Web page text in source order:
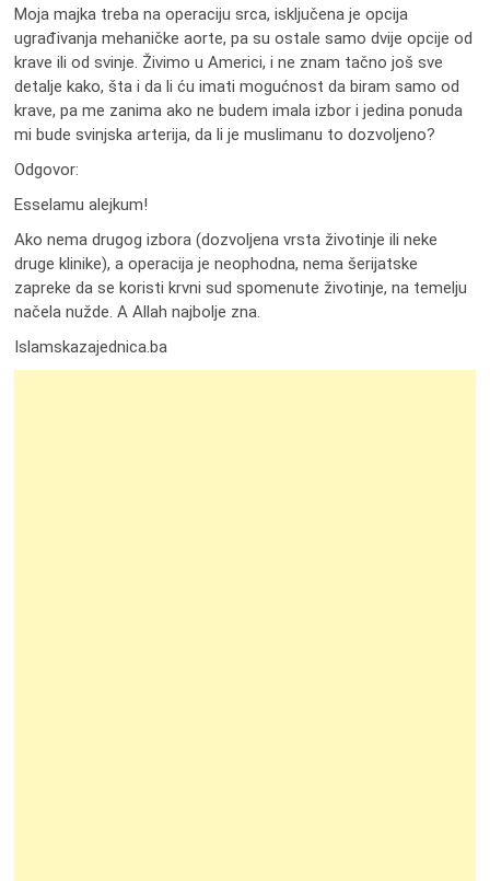
Moja majka treba na operaciju srca, isključena je opcija
ugrađivanja mehaničke aorte, pa su ostale samo dvije opcije od
krave ili od svinje. Živimo u Americi, i ne znam tačno još sve
detalje kako, šta i da li ću imati mogućnost da biram samo od
krave, pa me zanima ako ne budem imala izbor i jedina ponuda
mi bude svinjska arterija, da li je muslimanu to dozvoljeno?
Odgovor:
Esselamu alejkum!
Ako nema drugog izbora (dozvoljena vrsta životinje ili neke
druge klinike), a operacija je neophodna, nema šerijatske
zapreke da se koristi krvni sud spomenute životinje, na temelju
načela nužde. A Allah najbolje zna.
Islamskazajednica.ba